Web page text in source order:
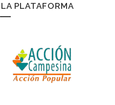
PLATAFORMA